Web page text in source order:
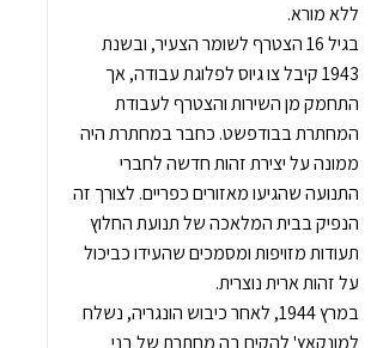
ללא מורא.
בגיל 16 הצטרף לשומר הצעיר, ובשנת
1943 קיבל צו גיוס לפלוגת עבודה, אך
התחמק מן השירות והצטרף לעבודת
המחתרת בבודפשט. כחבר במחתרת היה
ממונה על יצירת זהות חדשה לחברי
התנועה שהגיעו מאזורים כפריים. לצורך זה
הנפיק בבית המלאכה של תנועת החלוץ
תעודות מזויפות ומסמכים שהעידו כביכול
על זהות ארית נוצרית.
במרץ 1944, לאחר כיבוש הונגריה, נשלח
למונקאץ' להקים בה מחתרת של בני